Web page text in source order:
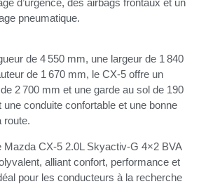
pneumatique.
de 4 550 mm, une largeur de 1 840
de 1 670 mm, le CX-5 offre un
2 700 mm et une garde au sol de 190
conduite confortable et une bonne
route.
Mazda CX-5 2.0L Skyactiv-G 4×2 BVA
alliant confort, performance et
pour les conducteurs à la recherche